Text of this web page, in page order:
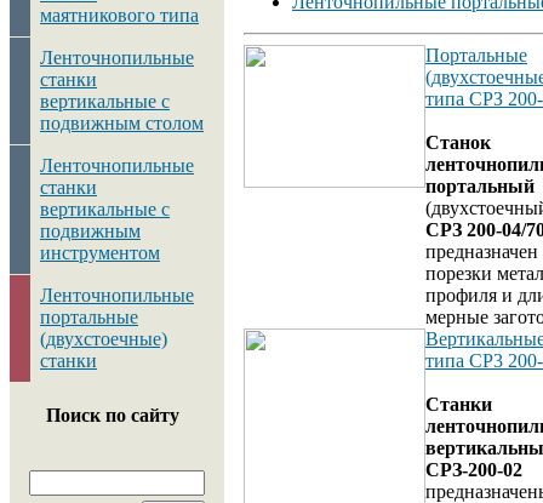
маятникового типа
Ленточнопильные
станки
вертикальные с
подвижным столом
Ленточнопильные
станки
вертикальные с
подвижным
инструментом
Ленточнопильные
портальные
(двухстоечные)
станки
Поиск по сайту
Портальные
типа СРЗ
Станок
портальный
СРЗ 200-04/
предназначен
порезки
профиля и
мерные
типа СР3
Станки
СРЗ-200-02